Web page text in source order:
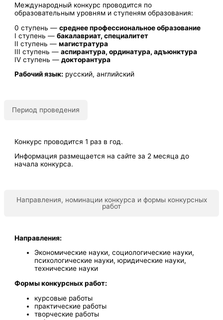
Международный конкурс проводится по
образовательным уровням и ступеням образования:
0 ступень — среднее профессиональное образование
I ступень — бакалавриат, специалитет
II ступень — магистратура
III ступень — аспирантура, ординатура, адъюнктура
IV ступень — докторантура
Рабочий язык: русский, английский
Период проведения
Конкурс проводится 1 раз в год.
Информация размещается на сайте за 2 месяца до
начала конкурса.
Направления, номинации конкурса и формы конкурсных
работ
Направления:
Экономические науки, социологические науки,
психологические науки, юридические науки,
технические науки
Формы конкурсных работ:
курсовые работы
практические работы
творческие работы